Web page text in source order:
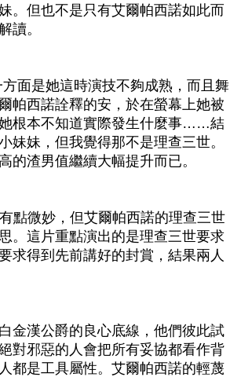
。但也不是只有艾爾帕西諾如此而
讀。
面是她這時演技不夠成熟，而且舞
帕西諾詮釋的安，於在螢幕上她被
根本不知道實際發生什麼事……結
妹妹，但我覺得那不是理查三世。
的渣男值繼續大幅提升而已。
點微妙，但艾爾帕西諾的理查三世
。這片重點演出的是理查三世要求
求得到先前講好的封賞，結果兩人
金漢公爵的良心底線，他們彼此試
對邪惡的人會把所有妥協都看作背
都是工具屬性。艾爾帕西諾的輕蔑